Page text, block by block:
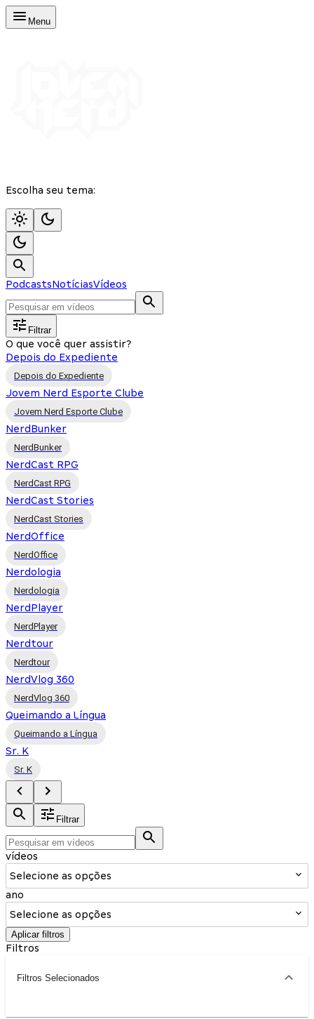
Menu
Escolha seu tema:
PodcastsNotíciasVídeos
Filtrar
O que você quer assistir?
Depois do Expediente
Depois do Expediente
Jovem Nerd Esporte Clube
Jovem Nerd Esporte Clube
NerdBunker
NerdBunker
NerdCast RPG
NerdCast RPG
NerdCast Stories
NerdCast Stories
NerdOffice
NerdOffice
Nerdologia
Nerdologia
NerdPlayer
NerdPlayer
Nerdtour
Nerdtour
NerdVlog 360
NerdVlog 360
Queimando a Língua
Queimando a Língua
Sr. K
Sr. K
Filtrar
vídeos
Selecione as opções
ano
Selecione as opções
Aplicar filtros
Filtros
Filtros Selecionados